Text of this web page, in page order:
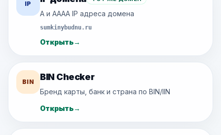
IP
A и AAAA IP адреса домена
sumkinybudnu.ru
Открыть→
BIN BIN Checker
Бренд карты, банк и страна по BIN/IIN
Открыть→